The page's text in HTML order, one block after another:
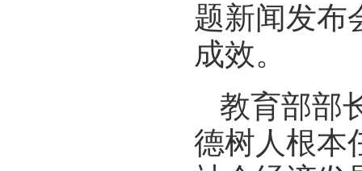
题新闻发布
成效。
教育部部
德树人根本